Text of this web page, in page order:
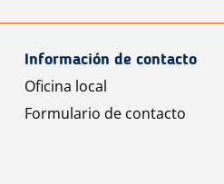
Información de contacto
Oficina local
Formulario de contacto